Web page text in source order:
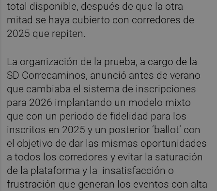
total disponible, después de que la otra
mitad se haya cubierto con corredores de
2025 que repiten.
La organización de la prueba, a cargo de la
SD Correcaminos, anunció antes de verano
que cambiaba el sistema de inscripciones
para 2026 implantando un modelo mixto
que con un periodo de fidelidad para los
inscritos en 2025 y un posterior ‘ballot’ con
el objetivo de dar las mismas oportunidades
a todos los corredores y evitar la saturación
de la plataforma y la insatisfacción o
frustración que generan los eventos con alta